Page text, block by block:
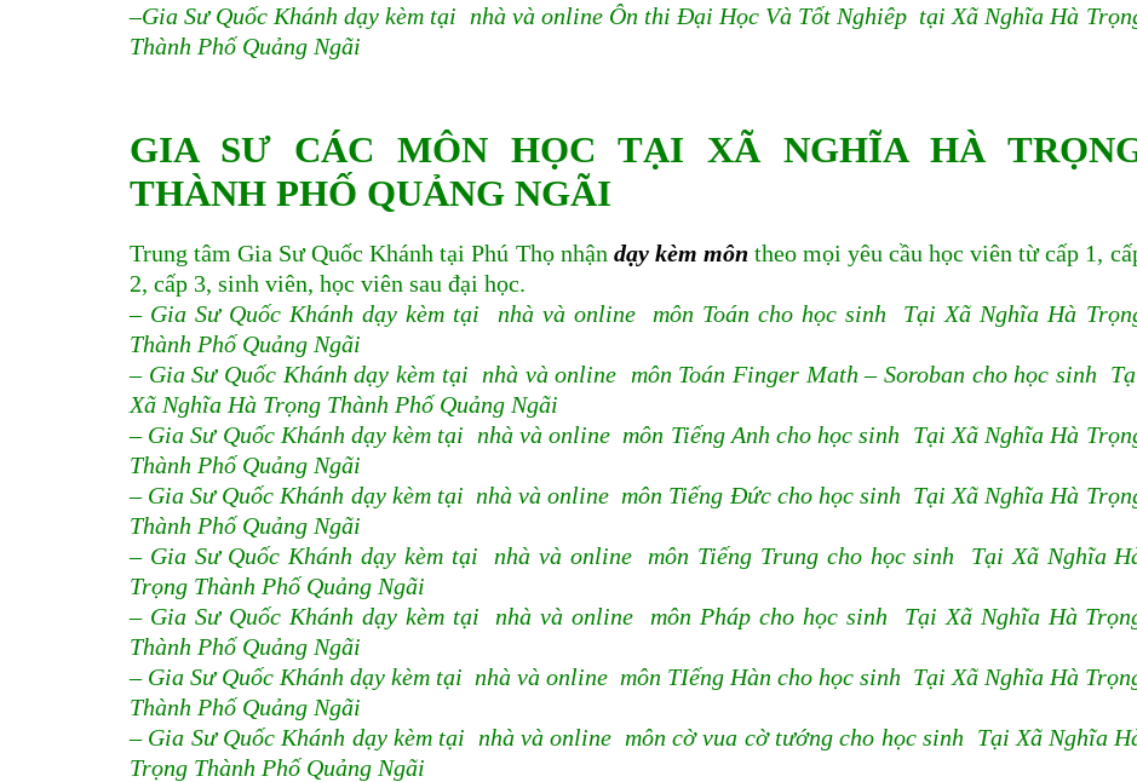
–Gia Sư Quốc Khánh dạy kèm tại nhà và online Ôn thi Đại Học Và Tốt Nghiêp tại Xã Nghĩa Hà
Thành Phố Quảng Ngãi
GIA SƯ CÁC MÔN HỌC TẠI XÃ NGHĨA HÀ
THÀNH PHỐ QUẢNG NGÃI
Trung tâm Gia Sư Quốc Khánh tại Phú Thọ nhận dạy kèm môn theo mọi yêu cầu học viên từ cấp 1,
2, cấp 3, sinh viên, học viên sau đại học.
– Gia Sư Quốc Khánh dạy kèm tại nhà và online môn Toán cho học sinh Tại Xã Nghĩa Hà
Thành Phố Quảng Ngãi
– Gia Sư Quốc Khánh dạy kèm tại nhà và online môn Toán Finger Math – Soroban cho học sinh
Xã Nghĩa Hà Trọng Thành Phố Quảng Ngãi
– Gia Sư Quốc Khánh dạy kèm tại nhà và online môn Tiếng Anh cho học sinh Tại Xã Nghĩa Hà
Thành Phố Quảng Ngãi
– Gia Sư Quốc Khánh dạy kèm tại nhà và online môn Tiếng Đức cho học sinh Tại Xã Nghĩa Hà
Thành Phố Quảng Ngãi
– Gia Sư Quốc Khánh dạy kèm tại nhà và online môn Tiếng Trung cho học sinh Tại Xã Nghĩa
Trọng Thành Phố Quảng Ngãi
– Gia Sư Quốc Khánh dạy kèm tại nhà và online môn Pháp cho học sinh Tại Xã Nghĩa Hà
Thành Phố Quảng Ngãi
– Gia Sư Quốc Khánh dạy kèm tại nhà và online môn TIếng Hàn cho học sinh Tại Xã Nghĩa Hà
Thành Phố Quảng Ngãi
– Gia Sư Quốc Khánh dạy kèm tại nhà và online môn cờ vua cờ tướng cho học sinh Tại Xã Nghĩa
Trọng Thành Phố Quảng Ngãi